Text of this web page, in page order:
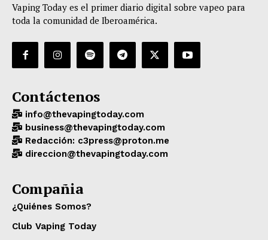
Vaping Today es el primer diario digital sobre vapeo para
toda la comunidad de Iberoamérica.
Contáctenos
info@thevapingtoday.com
business@thevapingtoday.com
Redacción: c3press@proton.me
direccion@thevapingtoday.com
Compañia
¿Quiénes Somos?
Club Vaping Today